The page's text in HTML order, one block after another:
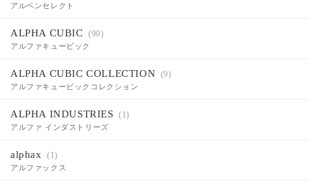
アルペンセレクト
ALPHA CUBIC (90)
アルファキュービック
ALPHA CUBIC COLLECTION (9)
アルファキュービックコレクション
ALPHA INDUSTRIES (1)
アルファ インダストリーズ
alphax (1)
アルファックス